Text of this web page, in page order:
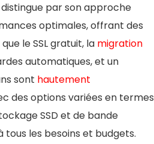
par son approche
optimales, offrant des
le SSL gratuit, la migration
automatiques, et un
sont hautement
des options variées en termes
SSD et de bande
tous les besoins et budgets.